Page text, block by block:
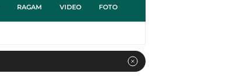
RAGAM VIDEO FOTO